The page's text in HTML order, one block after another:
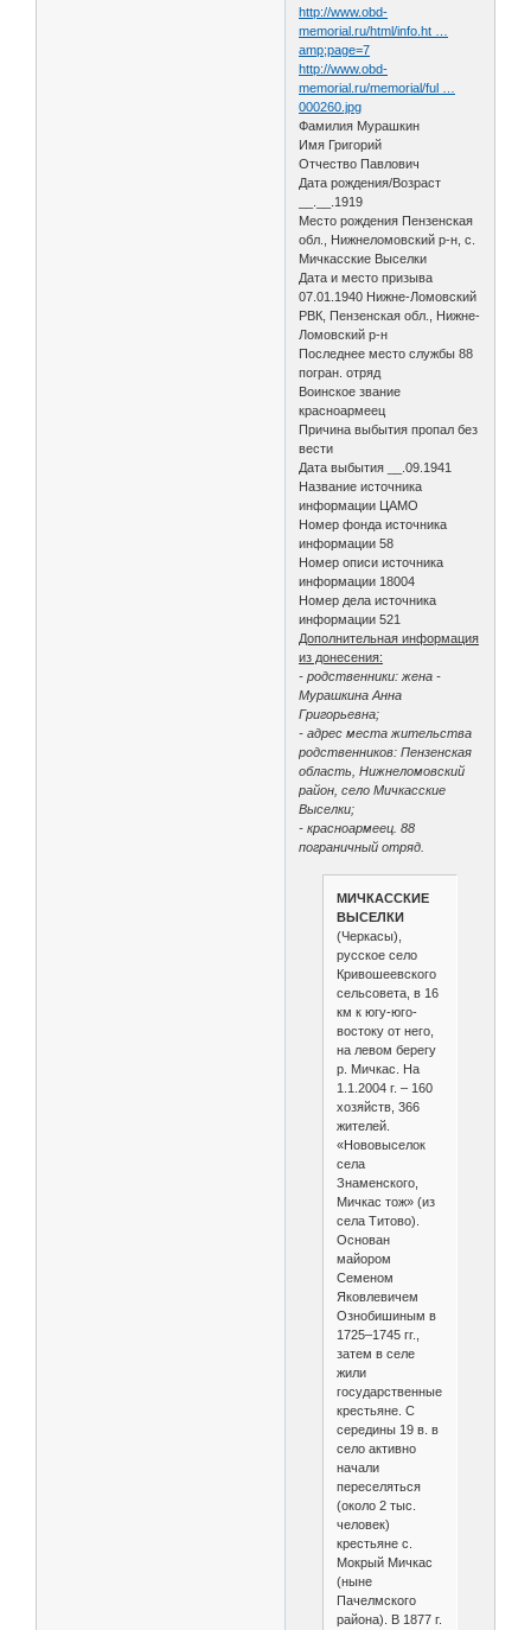
http://www.obd-
memorial.ru/html/info.ht …
amp;page=7
http://www.obd-
memorial.ru/memorial/ful …
000260.jpg
Фамилия Мурашкин
Имя Григорий
Отчество Павлович
Дата рождения/Возраст
__.__.1919
Место рождения Пензенская
обл., Нижнеломовский р-н, с.
Мичкасские Выселки
Дата и место призыва
07.01.1940 Нижне-Ломовский
РВК, Пензенская обл., Нижне-
Ломовский р-н
Последнее место службы 88
погран. отряд
Воинское звание
красноармеец
Причина выбытия пропал без
вести
Дата выбытия __.09.1941
Название источника
информации ЦАМО
Номер фонда источника
информации 58
Номер описи источника
информации 18004
Номер дела источника
информации 521
Дополнительная информация
из донесения:
- родственники: жена -
Мурашкина Анна
Григорьевна;
- адрес места жительства
родственников: Пензенская
область, Нижнеломовский
район, село Мичкасские
Выселки;
- красноармеец. 88
пограничный отряд.
МИЧКАССКИЕ
ВЫСЕЛКИ
(Черкасы),
русское село
Кривошеевского
сельсовета, в 16
км к югу-юго-
востоку от него,
на левом берегу
р. Мичкас. На
1.1.2004 г. – 160
хозяйств, 366
жителей.
«Нововыселок
села
Знаменского,
Мичкас тож» (из
села Титово).
Основан
майором
Семеном
Яковлевичем
Ознобишиным в
1725–1745 гг.,
затем в селе
жили
государственные
крестьяне. С
середины 19 в. в
село активно
начали
переселяться
(около 2 тыс.
человек)
крестьяне с.
Мокрый Мичкас
(ныне
Пачелмского
района). В 1877 г.